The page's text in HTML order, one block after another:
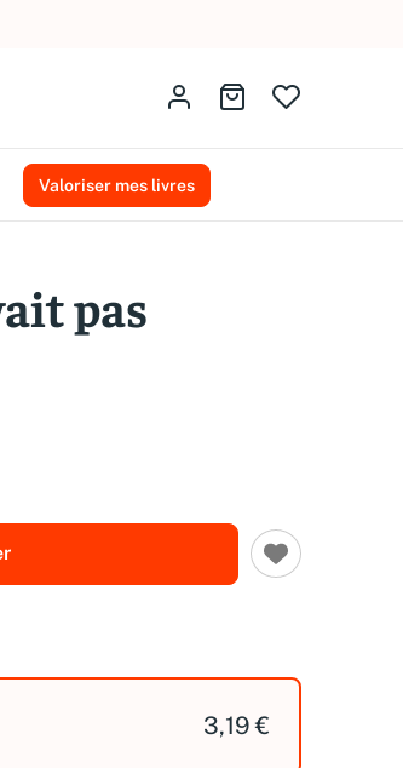
Identifiez-vousAller au panier
Valoriser mes livres
pas
3,19 €